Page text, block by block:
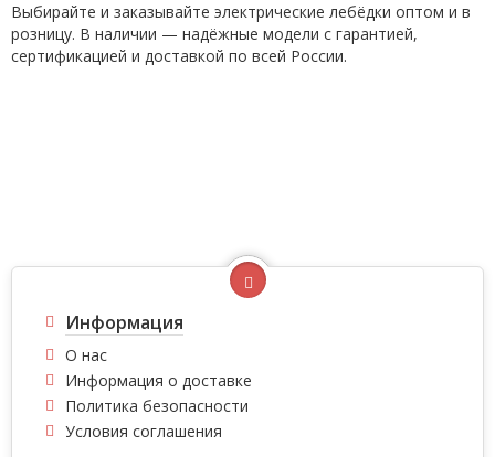
Выбирайте и заказывайте электрические лебёдки оптом и в
розницу. В наличии — надёжные модели с гарантией,
сертификацией и доставкой по всей России.
Информация
О нас
Информация о доставке
Политика безопасности
Условия соглашения